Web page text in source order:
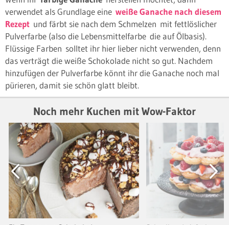
verwendet als Grundlage eine weiße Ganache nach diesem
Rezept und färbt sie nach dem Schmelzen mit fettlöslicher
Pulverfarbe (also die Lebensmittelfarbe die auf Ölbasis).
Flüssige Farben solltet ihr hier lieber nicht verwenden, denn
das verträgt die weiße Schokolade nicht so gut. Nachdem
hinzufügen der Pulverfarbe könnt ihr die Ganache noch mal
pürieren, damit sie schön glatt bleibt.
Noch mehr Kuchen mit Wow-Faktor
Previous Next